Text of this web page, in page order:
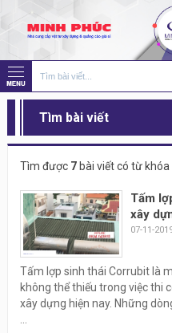
Tìm bài viết
Tìm được 7bài viết có từ khóa
Tấm
xây
07-11-
Tấm lợp sinh thái Corrubit là
không thể thiếu trong việc thi
xây dựng hiện nay. Những